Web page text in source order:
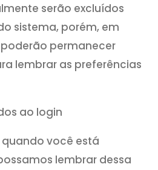
serão excluídos
sistema, porém, em
permanecer
lembrar as preferências
ao login
você está
lembrar dessa